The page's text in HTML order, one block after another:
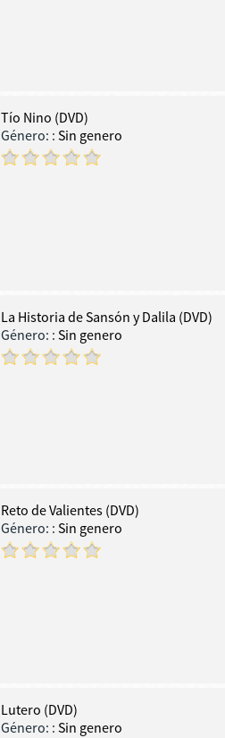
Tío Nino (DVD)
Género: :Sin genero
La Historia de Sansón y Dalila (DVD)
Género: :Sin genero
Reto de Valientes (DVD)
Género: :Sin genero
Lutero (DVD)
Género: :Sin genero